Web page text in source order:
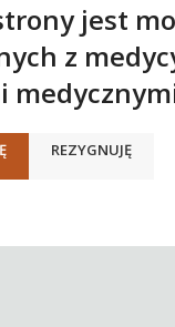
jest
z
REZYGNUJĘ